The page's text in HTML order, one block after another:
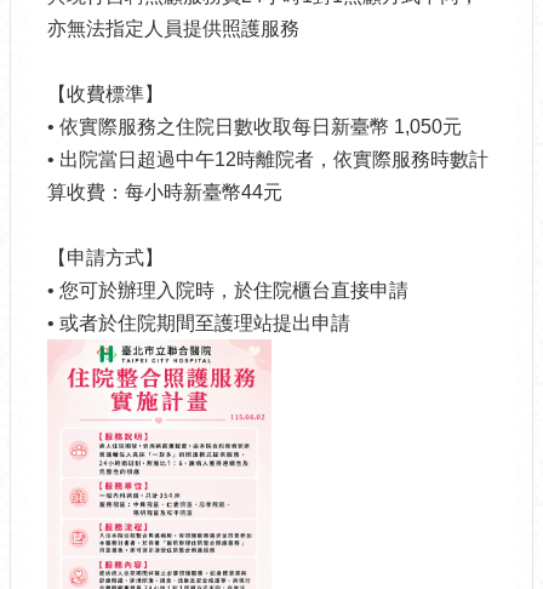
亦無法指定人員提供照護服務
【收費標準】
• 依實際服務之住院日數收取每日新臺幣 1,050元
• 出院當日超過中午12時離院者，依實際服務時數計
算收費：每小時新臺幣44元
【申請方式】
• 您可於辦理入院時，於住院櫃台直接申請
• 或者於住院期間至護理站提出申請